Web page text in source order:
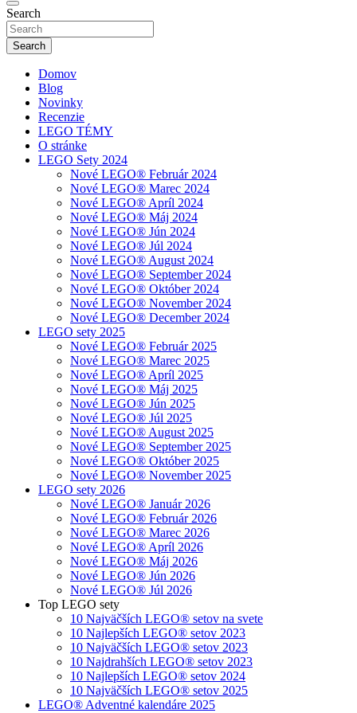
olegu.sk
Novinky zo sveta LEGO
Search
Search
Domov
Blog
Novinky
Recenzie
LEGO TÉMY
O stránke
LEGO Sety 2024
Nové LEGO® Február 2024
Nové LEGO® Marec 2024
Nové LEGO® Apríl 2024
Nové LEGO® Máj 2024
Nové LEGO® Jún 2024
Nové LEGO® Júl 2024
Nové LEGO® August 2024
Nové LEGO® September 2024
Nové LEGO® Október 2024
Nové LEGO® November 2024
Nové LEGO® December 2024
LEGO sety 2025
Nové LEGO® Február 2025
Nové LEGO® Marec 2025
Nové LEGO® Apríl 2025
Nové LEGO® Máj 2025
Nové LEGO® Jún 2025
Nové LEGO® Júl 2025
Nové LEGO® August 2025
Nové LEGO® September 2025
Nové LEGO® Október 2025
Nové LEGO® November 2025
LEGO sety 2026
Nové LEGO® Január 2026
Nové LEGO® Február 2026
Nové LEGO® Marec 2026
Nové LEGO® Apríl 2026
Nové LEGO® Máj 2026
Nové LEGO® Jún 2026
Nové LEGO® Júl 2026
Top LEGO sety
10 Najväčších LEGO® setov na svete
10 Najlepších LEGO® setov 2023
10 Najväčších LEGO® setov 2023
10 Najdrahších LEGO® setov 2023
10 Najlepších LEGO® setov 2024
10 Najväčších LEGO® setov 2025
LEGO® Adventné kalendáre 2025